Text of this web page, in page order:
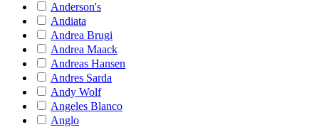
Anderson's
Andiata
Andrea Brugi
Andrea Maack
Andreas Hansen
Andres Sarda
Andy Wolf
Angeles Blanco
Anglo